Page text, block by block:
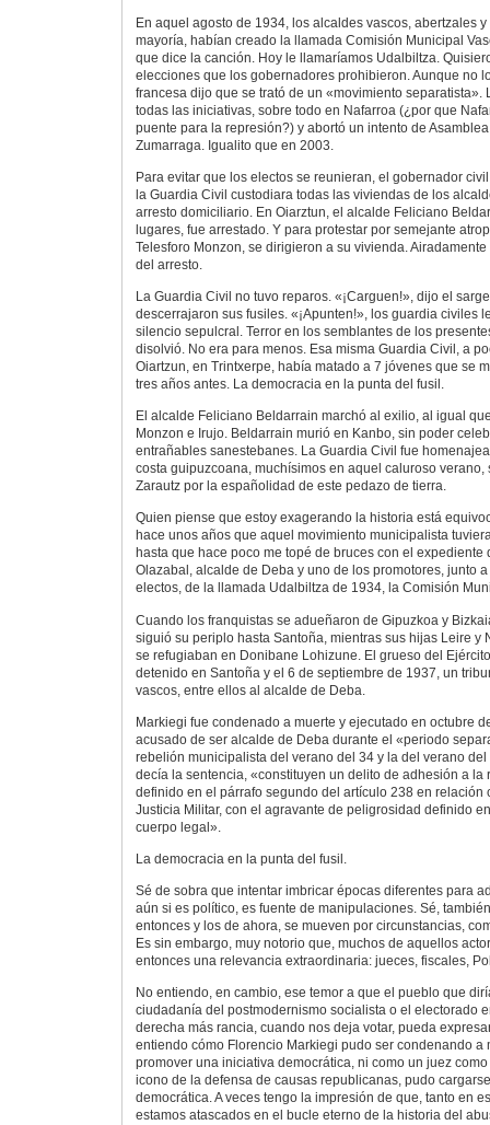
En aquel agosto de 1934, los alcaldes vascos, abertzales
mayoría, habían creado la llamada Comisión Municipal
que dice la canción. Hoy le llamaríamos Udalbiltza.
elecciones que los gobernadores prohibieron. Aunque no
francesa dijo que se trató de un «movimiento separatista».
todas las iniciativas, sobre todo en Nafarroa (¿por que
puente para la represión?) y abortó un intento de
Zumarraga. Igualito que en 2003.
Para evitar que los electos se reunieran, el gobernador
la Guardia Civil custodiara todas las viviendas de los
arresto domiciliario. En Oiarztun, el alcalde Feliciano
lugares, fue arrestado. Y para protestar por semejante
Telesforo Monzon, se dirigieron a su vivienda.
del arresto.
La Guardia Civil no tuvo reparos. «¡Carguen!», dijo el
descerrajaron sus fusiles. «¡Apunten!», los guardia civiles
silencio sepulcral. Terror en los semblantes de los
disolvió. No era para menos. Esa misma Guardia Civil, a
Oiartzun, en Trintxerpe, había matado a 7 jóvenes que se
tres años antes. La democracia en la punta del fusil.
El alcalde Feliciano Beldarrain marchó al exilio, al igual
Monzon e Irujo. Beldarrain murió en Kanbo, sin poder
entrañables sanestebanes. La Guardia Civil fue
costa guipuzcoana, muchísimos en aquel caluroso verano,
Zarautz por la españolidad de este pedazo de tierra.
Quien piense que estoy exagerando la historia está
hace unos años que aquel movimiento municipalista
hasta que hace poco me topé de bruces con el expediente
Olazabal, alcalde de Deba y uno de los promotores, junto
electos, de la llamada Udalbiltza de 1934, la Comisión
Cuando los franquistas se adueñaron de Gipuzkoa y
siguió su periplo hasta Santoña, mientras sus hijas Leire y
se refugiaban en Donibane Lohizune. El grueso del
detenido en Santoña y el 6 de septiembre de 1937, un
vascos, entre ellos al alcalde de Deba.
Markiegi fue condenado a muerte y ejecutado en octubre
acusado de ser alcalde de Deba durante el «periodo
rebelión municipalista del verano del 34 y la del verano
decía la sentencia, «constituyen un delito de adhesión a la
definido en el párrafo segundo del artículo 238 en relación
Justicia Militar, con el agravante de peligrosidad definido
cuerpo legal».
La democracia en la punta del fusil.
Sé de sobra que intentar imbricar épocas diferentes para
aún si es político, es fuente de manipulaciones. Sé,
entonces y los de ahora, se mueven por circunstancias,
Es sin embargo, muy notorio que, muchos de aquellos
entonces una relevancia extraordinaria: jueces, fiscales,
No entiendo, en cambio, ese temor a que el pueblo que
ciudadanía del postmodernismo socialista o el electorado
derecha más rancia, cuando nos deja votar, pueda
entiendo cómo Florencio Markiegi pudo ser condenando a
promover una iniciativa democrática, ni como un juez
icono de la defensa de causas republicanas, pudo
democrática. A veces tengo la impresión de que, tanto en
estamos atascados en el bucle eterno de la historia del